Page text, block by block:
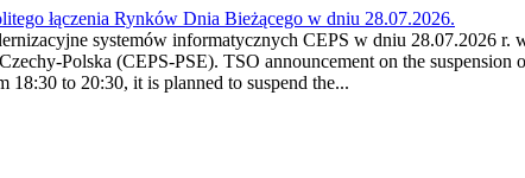
łączenia Rynków Dnia Bieżącego w dniu 28.07.2026.
systemów informatycznych CEPS w dniu 28.07.2026
Polska (CEPS-PSE). TSO announcement on the
to 20:30, it is planned to suspend the...